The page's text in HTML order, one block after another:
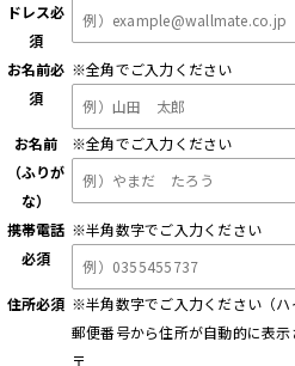
ドレス必
須
お名前必
須
※全角でご入力ください
お名前
（ふりが
な）
※全角でご入力ください
携帯電話
必須
※半角数字でご入力ください
住所必須 ※半角数字でご入力ください（ハ
郵便番号から住所が自動的に表示
〒